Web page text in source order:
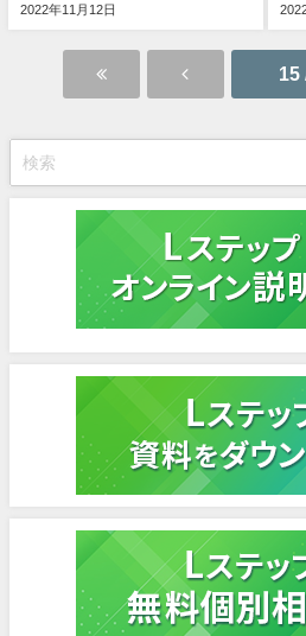
2022年11月12日
15